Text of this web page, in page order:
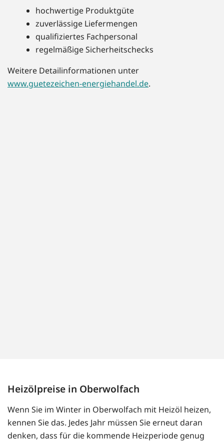
hochwertige Produktgüte
zuverlässige Liefermengen
qualifiziertes Fachpersonal
regelmäßige Sicherheitschecks
Weitere Detailinformationen unter
www.guetezeichen-energiehandel.de.
Heizölpreise in Oberwolfach
Wenn Sie im Winter in Oberwolfach mit Heizöl heizen,
kennen Sie das. Jedes Jahr müssen Sie erneut daran
denken, dass für die kommende Heizperiode genug